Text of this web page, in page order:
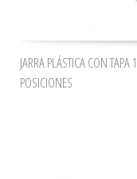
JARRA PLÁSTICA CON
POSICIONES